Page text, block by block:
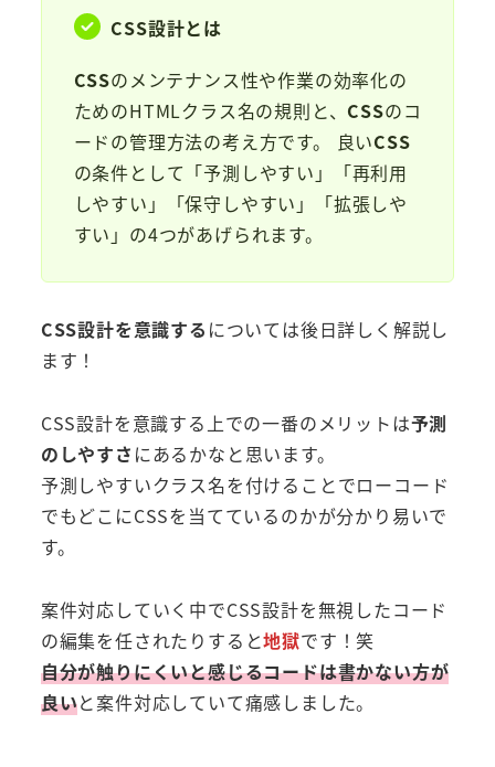
CSS設計とは
CSSのメンテナンス性や作業の効率化の
ためのHTMLクラス名の規則と、 CSSのコ
ードの管理方法の考え方です。 良いCSS
の条件として「予測しやすい」「再利用
しやすい」「保守しやすい」「拡張しや
すい」の4つがあげられます。
CSS設計を意識する については後日詳しく解説し
ます！
CSS設計を意識する上での一番のメリットは予測
のしやすさ にあるかなと思います。
予測しやすいクラス名を付けることでローコード
でもどこにCSSを当てているのかが分かり易いで
す。
案件対応していく中でCSS設計を無視したコード
の編集を任されたりすると地獄です！笑
自分が触りにくいと感じるコードは書かない方が
良いと案件対応していて痛感しました。